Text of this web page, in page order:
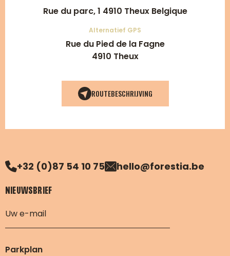
+32 (0)87 54 10 75 hello@forestia.be
NIEUWSBRIEF
Parkplan
Rue du parc, 1 4910 Theux Belgique
Alternatief GPS
Rue du Pied de la Fagne
4910 Theux
ROUTEBESCHRIJVING